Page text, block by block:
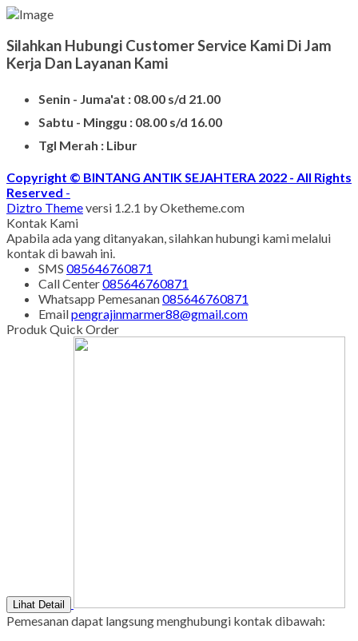
Silahkan Hubungi Customer Service Kami Di Jam
Kerja Dan Layanan Kami
Senin - Juma'at : 08.00 s/d 21.00
Sabtu - Minggu : 08.00 s/d 16.00
Tgl Merah : Libur
Copyright © BINTANG ANTIK SEJAHTERA 2022 - All Rights
Reserved -
Diztro Themeversi 1.2.1 by Oketheme.com
Kontak Kami
Apabila ada yang ditanyakan, silahkan hubungi kami melalui
kontak di bawah ini.
SMS 085646760871
Call Center085646760871
Whatsapp Pemesanan085646760871
Emailpengrajinmarmer88@gmail.com
Produk Quick Order
Lihat Detail
Pemesanan dapat langsung menghubungi kontak dibawah: